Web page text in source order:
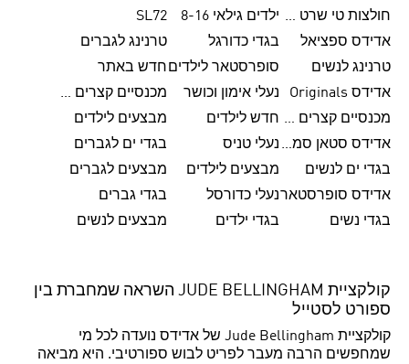
חולצות טי שרט לנשים ילדים גילאי 8-16
SL72
אדידס ספציאל
בגדי כדורגל
טרנינג לגברים
טרנינג לנשים
סופרסטאר לילדים חדש באתר
אדידס Originals
נעלי אימון וכושר
מכנסיים קצרים לגברים
מכנסיים קצרים לנשים חדש לילדים
מבצעים לילדים
אדידס סטאן סמית' נעלי טניס
בגדי ים לגברים
בגדי ים לנשים
מבצעים לילדים
מבצעים לגברים
אדידס סופרסטארנעלי כדורסל
בגדי גברים
בגדי נשים
בגדי ילדים מבצעים לנשים
קולקציית JUDE BELLINGHAM השראה שמחברת בין
ספורט לסטייל
קולקציית Jude Bellingham של אדידס נועדה לכל מי
שמחפשים הרבה מעבר לפריט לבוש ספורטיבי. היא מביאה